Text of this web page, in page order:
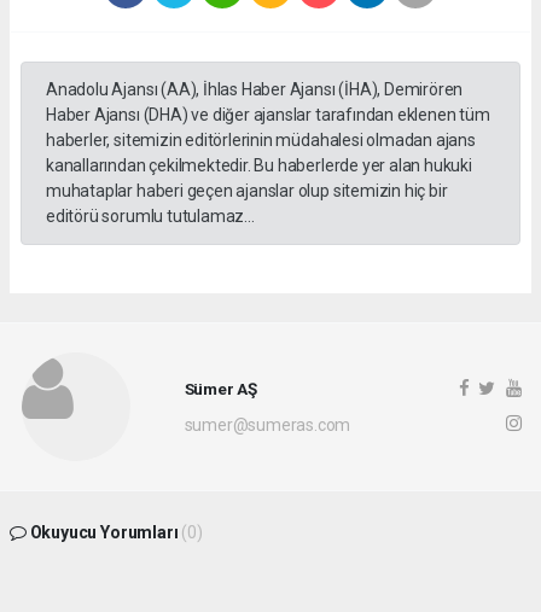
Anadolu Ajansı (AA), İhlas Haber Ajansı (İHA), Demirören
Haber Ajansı (DHA) ve diğer ajanslar tarafından eklenen tüm
haberler, sitemizin editörlerinin müdahalesi olmadan ajans
kanallarından çekilmektedir. Bu haberlerde yer alan hukuki
muhataplar haberi geçen ajanslar olup sitemizin hiç bir
editörü sorumlu tutulamaz...
Sümer AŞ
sumer@sumeras.com
Okuyucu Yorumları (0)